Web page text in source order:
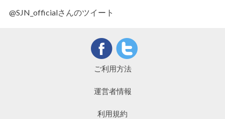
@SJN_officialさんのツイート
ご利用方法
運営者情報
利用規約